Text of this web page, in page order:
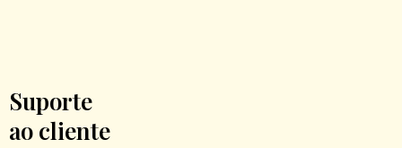
Suporte
ao cliente